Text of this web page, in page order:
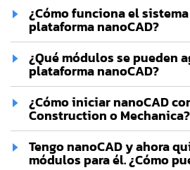
¿Cómo funciona el
plataforma nanoCAD?
¿Qué módulos se pueden
plataforma nanoCAD?
¿Cómo iniciar nanoCAD
Construction o Mechanica?
Tengo nanoCAD y ahora
módulos para él. ¿Cómo